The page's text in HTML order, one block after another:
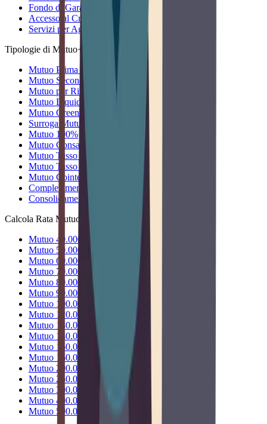
Fondo di Garanzia
Accesso al Credito Imprese
Servizi per Agricoltura
Tipologie di Mutuo+
Mutuo Prima Casa
Mutuo Seconda Casa
Mutuo per Ristrutturazione
Mutuo Liquidità
Mutuo Green
Surroga Mutuo
Mutuo 100%
Mutuo Consap
Mutuo Tasso Fisso
Mutuo Tasso Variabile
Mutuo Cointestato
Completamento Costruzione
Consolidamento Debiti
Calcola Rata Mutuo
Mutuo 40.000€
Mutuo 50.000€
Mutuo 60.000€
Mutuo 70.000€
Mutuo 80.000€
Mutuo 90.000€
Mutuo 100.000€
Mutuo 120.000€
Mutuo 130.000€
Mutuo 140.000€
Mutuo 150.000€
Mutuo 160.000€
Mutuo 200.000€
Mutuo 250.000€
Mutuo 300.000€
Mutuo 400.000€
Mutuo 500.000€